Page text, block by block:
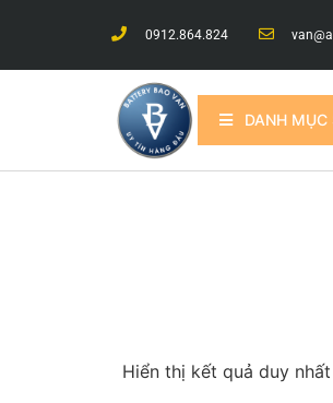
0912.864.824
DANH MỤC
Hiển thị kết quả duy nhất